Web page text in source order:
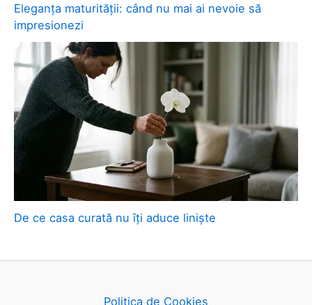
Eleganța maturității: când nu mai ai nevoie să
impresionezi
De ce casa curată nu îți aduce liniște
Politica de Cookies